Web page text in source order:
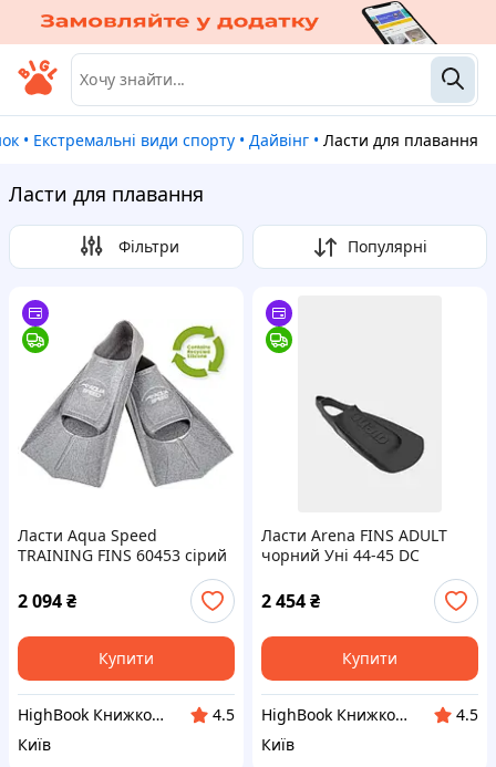
• Екстремальні види спорту • Дайвінг • Ласти для плавання
Ласти для плавання
Фільтри Популярні
Ласти Aqua Speed
TRAINING FINS 60453 сірий
2 094₴
Купити
HighBook Книжкова крамниця
4.5
Київ
Ласти Arena FINS ADULT
чорний Уні 44-45 DC
2 454₴
Купити
HighBook Книжкова крамниця
4.5
Київ